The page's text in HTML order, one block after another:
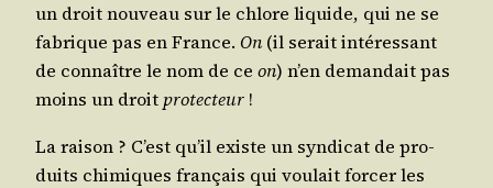
un droit nou­veau sur le chlore liquide, qui ne se
fabrique pas en France. On (il serait inté­res­sant
de connaître le nom de ce on) n’en deman­dait pas
moins un droit pro­tec­teur !
La rai­son ? C’est qu’il existe un syn­di­cat de pro­
duits chi­miques fran­çais qui vou­lait for­cer les